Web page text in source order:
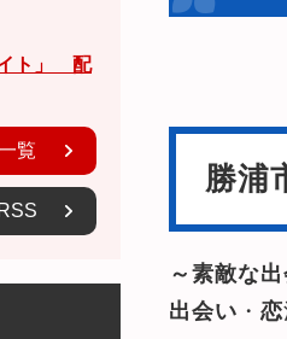
勝浦
～素敵な
出会い ・ 恋
イト」 配
覧